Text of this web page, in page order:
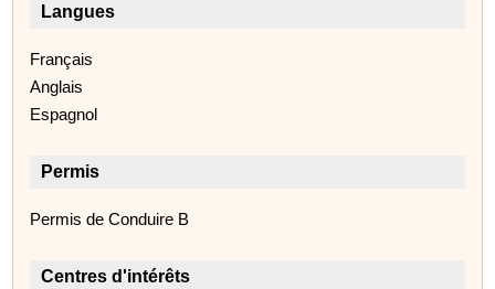
Langues
Français
Anglais
Espagnol
Permis
Permis de Conduire B
Centres d'intérêts